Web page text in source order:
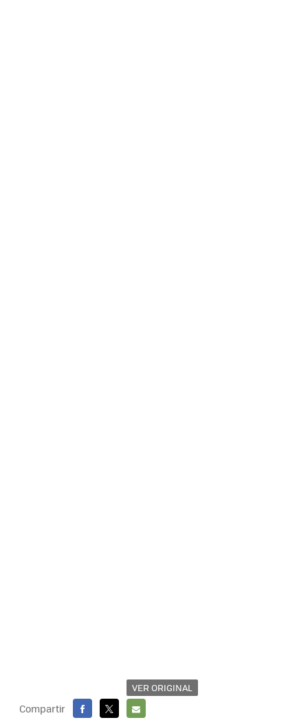
VER ORIGINAL
Compartir